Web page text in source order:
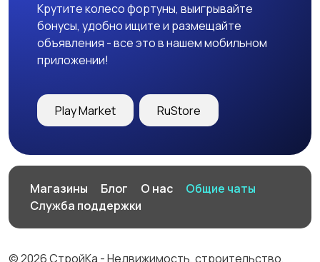
Крутите колесо фортуны, выигрывайте
бонусы, удобно ищите и размещайте
объявления - все это в нашем мобильном
приложении!
Play Market RuStore
Магазины Блог О нас
Общие чаты
Служба поддержки
© 2026 СтройКа - Недвижимость, строительство,